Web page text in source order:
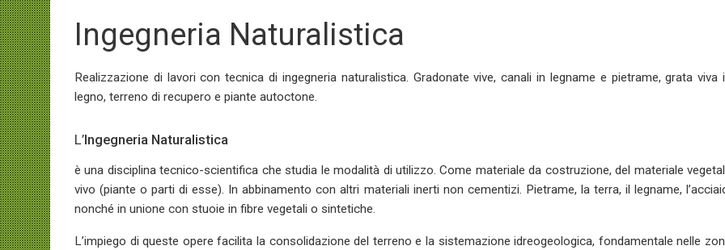
Ingegneria Naturalistica
Realizzazione di lavori con tecnica di ingegneria naturalistica. Gradonate vive, canali in legname e pietrame, grata viva
legno, terreno di recupero e piante autoctone.
L’Ingegneria Naturalistica
è una disciplina tecnico-scientifica che studia le modalità di utilizzo. Come materiale da costruzione, del materiale
vivo (piante o parti di esse). In abbinamento con altri materiali inerti non cementizi. Pietrame, la terra, il legname,
nonché in unione con stuoie in fibre vegetali o sintetiche.
L’impiego di queste opere facilita la consolidazione del terreno e la sistemazione idreogeologica, fondamentale nelle